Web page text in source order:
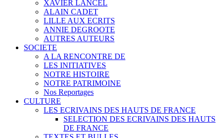
XAVIER LANCEL
ALAIN CADET
LILLE AUX ECRITS
ANNIE DEGROOTE
AUTRES AUTEURS
SOCIETE
A LA RENCONTRE DE
LES INITIATIVES
NOTRE HISTOIRE
NOTRE PATRIMOINE
Nos Reportages
CULTURE
LES ECRIVAINS DES HAUTS DE FRANCE
SELECTION DES ECRIVAINS DES HAUTS
DE FRANCE